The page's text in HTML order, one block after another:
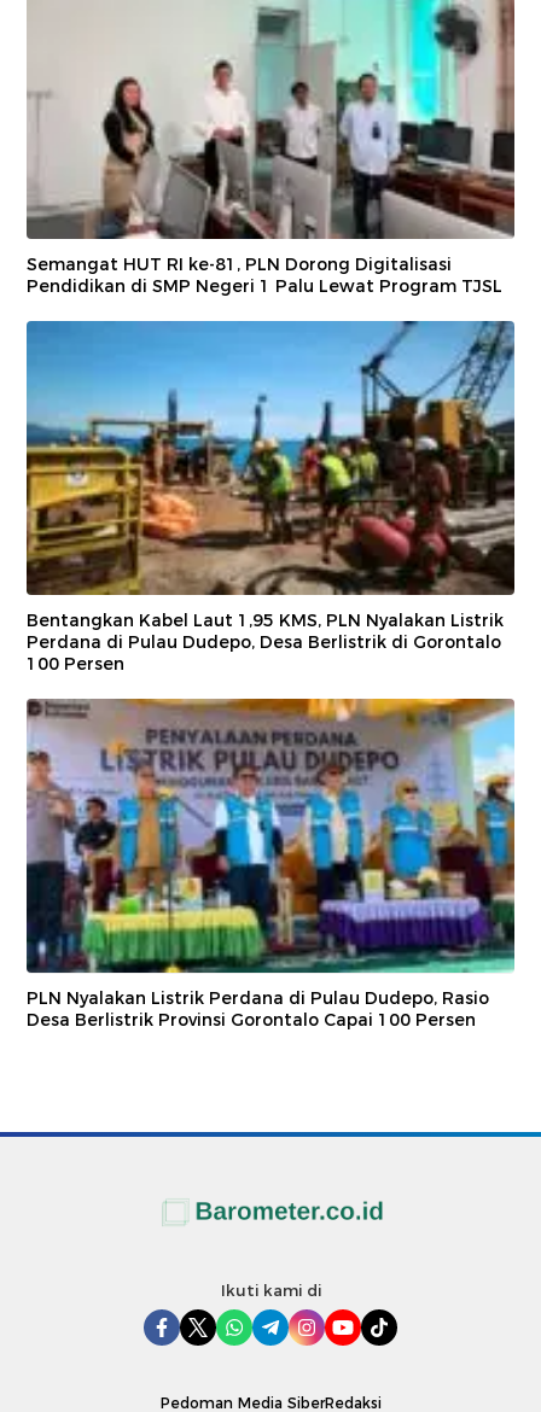
Semangat HUT RI ke-81, PLN Dorong Digitalisasi
Pendidikan di SMP Negeri 1 Palu Lewat Program TJSL
Bentangkan Kabel Laut 1,95 KMS, PLN Nyalakan Listrik
Perdana di Pulau Dudepo, Desa Berlistrik di Gorontalo
100 Persen
PLN Nyalakan Listrik Perdana di Pulau Dudepo, Rasio
Desa Berlistrik Provinsi Gorontalo Capai 100 Persen
Ikuti kami di
Pedoman Media SiberRedaksi